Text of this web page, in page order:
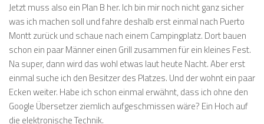
Jetzt muss also ein Plan B her. Ich bin mir noch nicht ganz sicher
was ich machen soll und fahre deshalb erst einmal nach Puerto
Montt zurück und schaue nach einem Campingplatz. Dort bauen
schon ein paar Männer einen Grill zusammen für ein kleines Fest.
Na super, dann wird das wohl etwas laut heute Nacht. Aber erst
einmal suche ich den Besitzer des Platzes. Und der wohnt ein paar
Ecken weiter. Habe ich schon einmal erwähnt, dass ich ohne den
Google Übersetzer ziemlich aufgeschmissen wäre? Ein Hoch auf
die elektronische Technik.